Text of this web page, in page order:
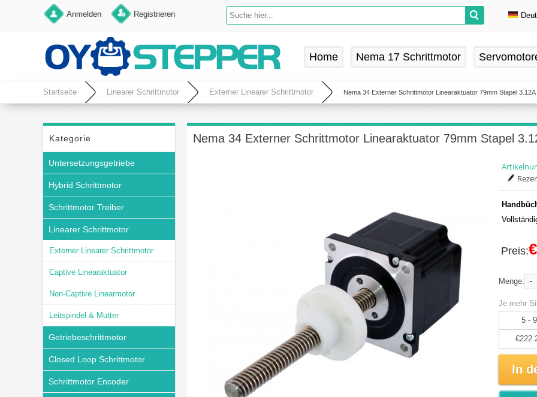
Anmelden Registrieren
Home Nema 17 Schrittmotor
Startseite Linearer Schrittmotor Externer Linearer Schrittmotor Nema 34 Externer Schrittmotor Linearaktuator 79mm Stapel
Kategorie
Untersetzungsgetriebe
Hybrid Schrittmotor
Schrittmotor Treiber
Linearer Schrittmotor
Externer Linearer Schrittmotor
Captive Linearaktuator
Non-Captive Linearmotor
Leitspindel & Mutter
Getriebeschrittmotor
Closed Loop Schrittmotor
Schrittmotor Encoder
Nema 34 Externer Schrittmotor Linearaktuator 79mm Stapel
Preis:
Menge: -
Je mehr
5 - 9
In